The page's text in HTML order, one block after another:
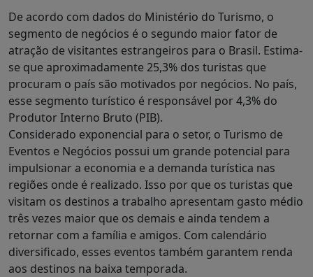
De acordo com dados do Ministério do Turismo, o
segmento de negócios é o segundo maior fator de
atração de visitantes estrangeiros para o Brasil. Estima-
se que aproximadamente 25,3% dos turistas que
procuram o país são motivados por negócios. No país,
esse segmento turístico é responsável por 4,3% do
Produtor Interno Bruto (PIB).
Considerado exponencial para o setor, o Turismo de
Eventos e Negócios possui um grande potencial para
impulsionar a economia e a demanda turística nas
regiões onde é realizado. Isso por que os turistas que
visitam os destinos a trabalho apresentam gasto médio
três vezes maior que os demais e ainda tendem a
retornar com a família e amigos. Com calendário
diversificado, esses eventos também garantem renda
aos destinos na baixa temporada.